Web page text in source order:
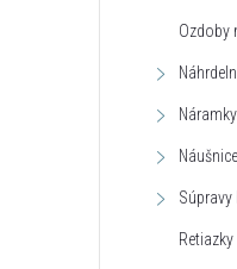
Ozdoby
Náramky
Náušnice
Súpravy